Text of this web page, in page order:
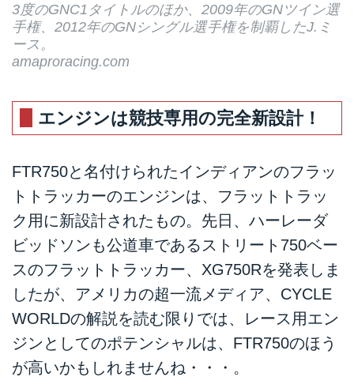
3度のGNC1タイトルのほか、2009年のGNツイン選
手権、2012年のGNシングル選手権を制覇したJ.ミ
ース。
amaproracing.com
エンジンは競技専用の完全新設計！
FTR750と名付けられたインディアンのフラッ
トトラッカーのエンジンは、フラットトラッ
ク用に新設計されたもの。先日、ハーレーダ
ビッドソンも公道車であるストリート750ベー
スのフラットトラッカー、XG750Rを発表しま
したが、アメリカの超一流メディア、 CYCLE
WORLDの解説を読む限りでは、レース用エン
ジンとしてのポテンシャルは、FTR750のほう
が高いかもしれませんね・・・。